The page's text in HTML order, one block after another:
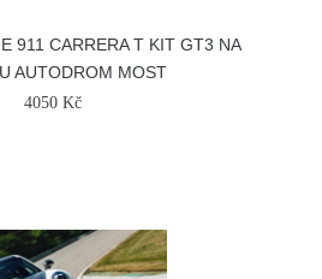
911 CARRERA T KIT GT3 NA
AUTODROM MOST
4050 Kč